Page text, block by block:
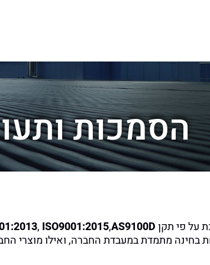
הסמכות
, ISO9001:2015,AS9100D
בחינה מתמדת במעבדת החברה, ואילו מוצרי